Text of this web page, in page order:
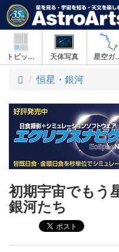
トピックス 天体写真 星
ト
プ
恒星・銀河
初期宇宙でもう
銀河たち